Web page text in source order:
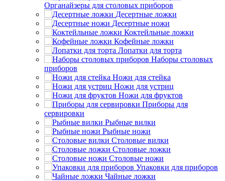
Органайзеры для столовых приборов
Десертные ложки
Десертные ножи
Коктейльные ложки
Кофейные ложки
Лопатки для торта
Наборы столовых
приборов
Ножи для стейка
Ножи для устриц
Ножи для фруктов
Приборы для
сервировки
Рыбные вилки
Рыбные ножи
Столовые вилки
Столовые ложки
Столовые ножи
Упаковки для приборов
Чайные ложки